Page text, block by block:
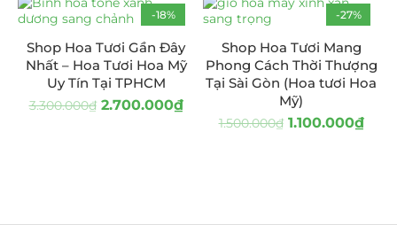
-18%
Shop Hoa Tươi Gần Đây
Nhất – Hoa Tươi Hoa Mỹ
Uy Tín Tại TPHCM
3.300.000₫ 2.700.000₫
-27%
Shop Hoa Tươi Mang
Phong Cách Thời Thượng
Tại Sài Gòn (Hoa tươi Hoa
Mỹ)
1.500.000₫ 1.100.000₫